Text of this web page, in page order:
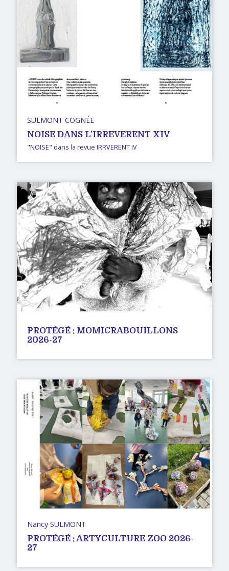
SULMONT COGNÉE
NOISE DANS L’IRREVERENT XIV
"NOISE" dans la revue IRRVERENT IV
PROTÉGÉ : MOMICRABOUILLONS
2026-27
Nancy SULMONT
PROTÉGÉ : ARTYCULTURE ZOO 2026-
27